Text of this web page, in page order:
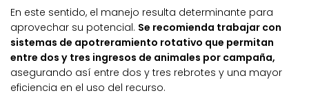
En este sentido, el manejo resulta determinante para
aprovechar su potencial. Se recomienda trabajar con
sistemas de apotreramiento rotativo que permitan
entre dos y tres ingresos de animales por campaña,
asegurando así entre dos y tres rebrotes y una mayor
eficiencia en el uso del recurso.